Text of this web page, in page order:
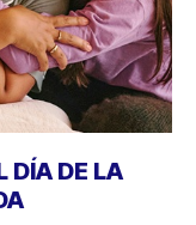
DÍA DE LA